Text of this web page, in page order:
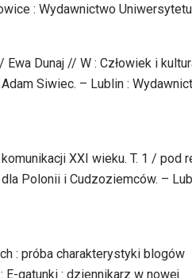
: Wydawnictwo Uniwersytetu
Dunaj // W : Człowiek i
Siwiec. – Lublin :
XXI wieku. T. 1 / pod
Polonii i Cudzoziemców. –
: próba charakterystyki blogów
gatunki : dziennikarz w nowej